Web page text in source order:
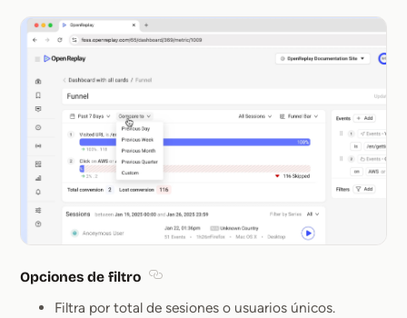
Opciones de filtro
Filtra por total de sesiones o usuarios únicos.